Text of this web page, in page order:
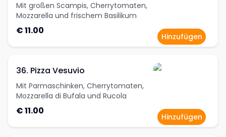
Mit großen Scampis, Cherrytomaten,
Mozzarella und frischem Basilikum
€ 11.00
Hinzufügen
36. Pizza Vesuvio
Mit Parmaschinken, Cherrytomaten,
Mozzarella di Bufala und Rucola
€ 11.00
Hinzufügen